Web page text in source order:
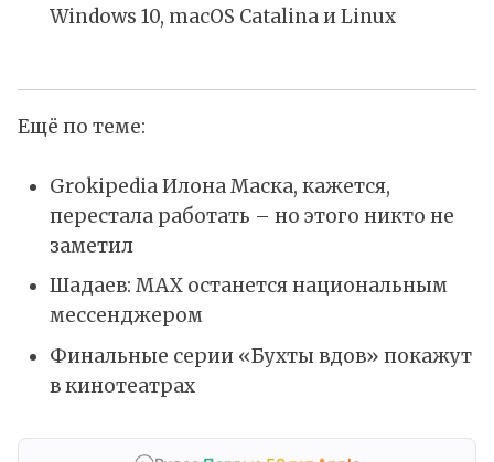
Windows 10, macOS Catalina и Linux
Ещё по теме:
Grokipedia Илона Маска, кажется,
перестала работать – но этого никто не
заметил
Шадаев: MAX останется национальным
мессенджером
Финальные серии «Бухты вдов» покажут
в кинотеатрах